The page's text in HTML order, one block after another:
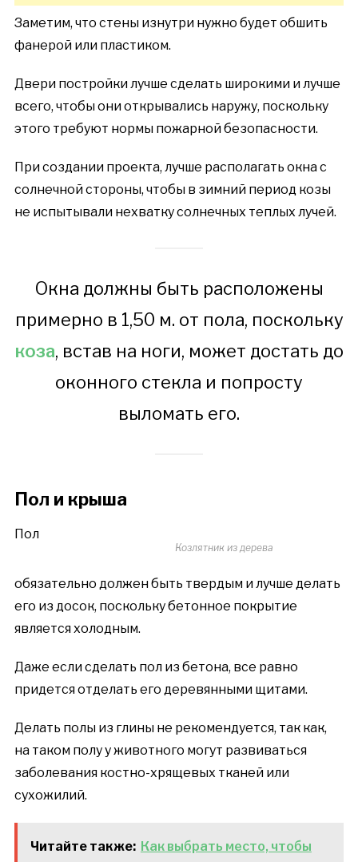
Заметим, что стены изнутри нужно будет обшить
фанерой или пластиком.
Двери постройки лучше сделать широкими и лучше
всего, чтобы они открывались наружу, поскольку
этого требуют нормы пожарной безопасности.
При создании проекта, лучше располагать окна с
солнечной стороны, чтобы в зимний период козы
не испытывали нехватку солнечных теплых лучей.
Окна должны быть расположены
примерно в 1,50 м. от пола, поскольку
коза, встав на ноги, может достать до
оконного стекла и попросту
выломать его.
Пол и крыша
Козлятник из дерева
Пол
обязательно должен быть твердым и лучше делать
его из досок, поскольку бетонное покрытие
является холодным.
Даже если сделать пол из бетона, все равно
придется отделать его деревянными щитами.
Делать полы из глины не рекомендуется, так как,
на таком полу у животного могут развиваться
заболевания костно-хрящевых тканей или
сухожилий.
Читайте также: Как выбрать место, чтобы